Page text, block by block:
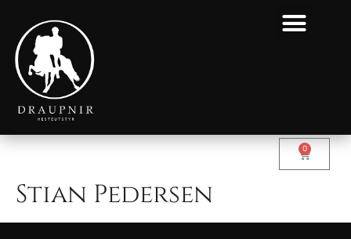
0
Stian Pedersen